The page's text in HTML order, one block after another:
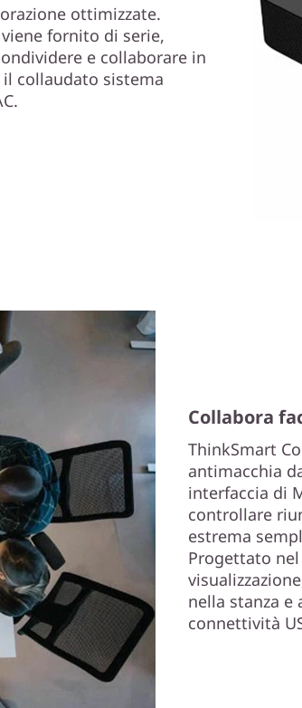
ottimizzate.
fornito di serie,
e collaborare in
collaudato sistema
Collabora
ThinkSmart
antimacchia
interfaccia di
controllare
estrema
Progettato
nella stanza
connettività